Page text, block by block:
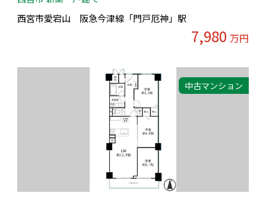
西宮市愛宕山 阪急今津線「門戸厄神」駅
7,980 万円
中古マンション